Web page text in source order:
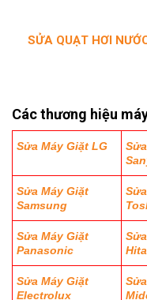
SỬA QUẠT HƠI
Các thương hiệu
Sửa Máy Giặt LG
Sửa Máy Giặt
Samsung
Sửa Máy Giặt
Panasonic
Sửa Máy Giặt
Electrolux